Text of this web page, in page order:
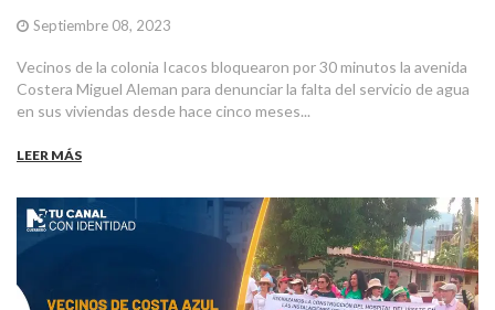
Septiembre 08, 2023
Vecinos de la colonia Icacos bloquearon por 30 minutos la avenida
Costera Miguel Aleman para denunciar la falta del servicio de agua
en sus viviendas desde hace cinco meses...
LEER MÁS